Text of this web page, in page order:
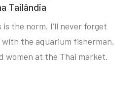
Tailândia
the norm. I’ll never forget
the aquarium fisherman,
women at the Thai market.